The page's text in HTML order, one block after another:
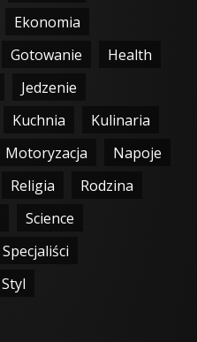
Ekonomia
Gotowanie
Health
Jedzenie
Kuchnia
Kulinaria
Motoryzacja
Napoje
Religia
Rodzina
Science
Specjaliści
Styl